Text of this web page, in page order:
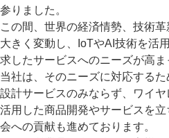
参りました。
この間、世界の経済情勢、技術
大きく変動し、IoTやAI技術を活
求したサービスへのニーズが高ま
当社は、そのニーズに対応する
設計サービスのみならず、ワイ
活用した商品開発やサービスを
会への貢献も進めております。